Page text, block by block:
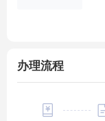
办理流程